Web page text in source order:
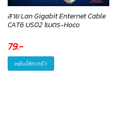
สาย Lan Gigabit Enternet Cable
CAT6 US02 1เมตร-Hoco
79.-
หยิบใส่ตะกร้า